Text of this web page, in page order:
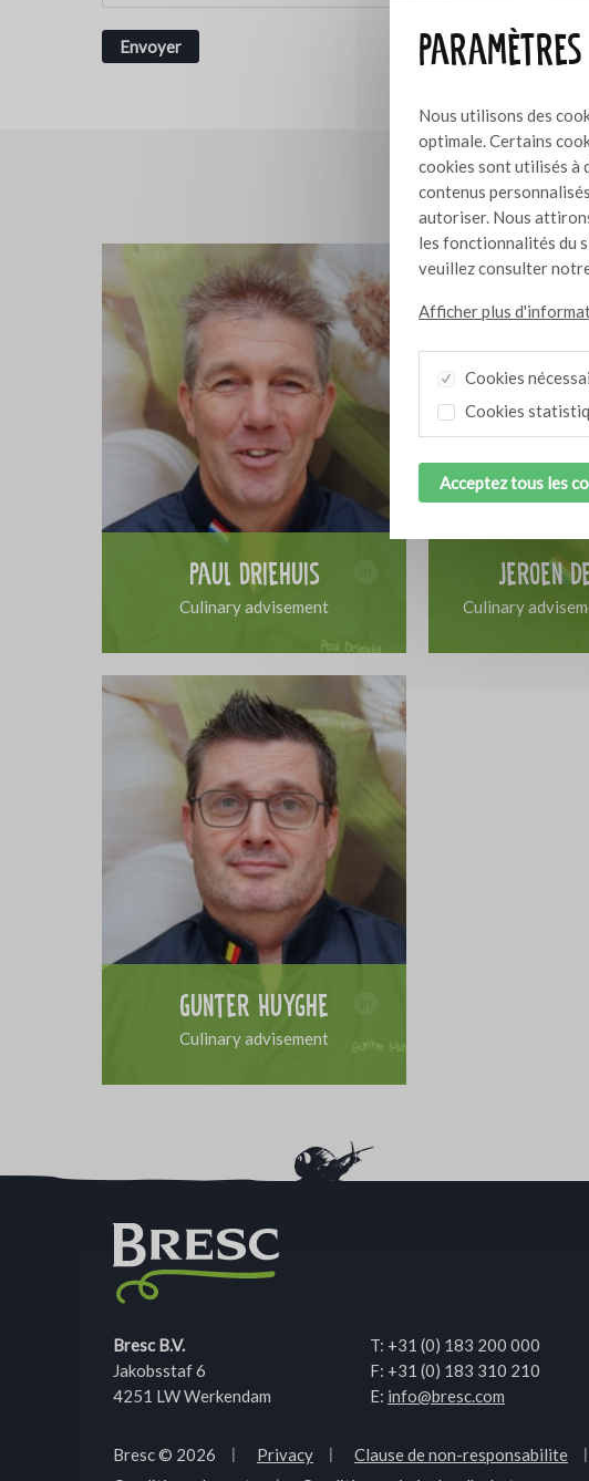
Paramètres
Nous utilisons des
optimale. Certains
cookies sont utilisés à
contenus
autoriser. Nous
les fonctionnalités du
veuillez consulter
Afficher plus
Cookies
Cookies
Acceptez tous les
Paul Driehuis
Culinary advisement
Jeroen
Culinary
Gunter Huyghe
Culinary advisement
Bresc B.V.
Jakobsstaf 6
4251 LW Werkendam
T: +31 (0) 183 200 000
F: +31 (0) 183 310 210
E: info@bresc.com
Bresc © 2026 Privacy
Clause de non-responsabilite